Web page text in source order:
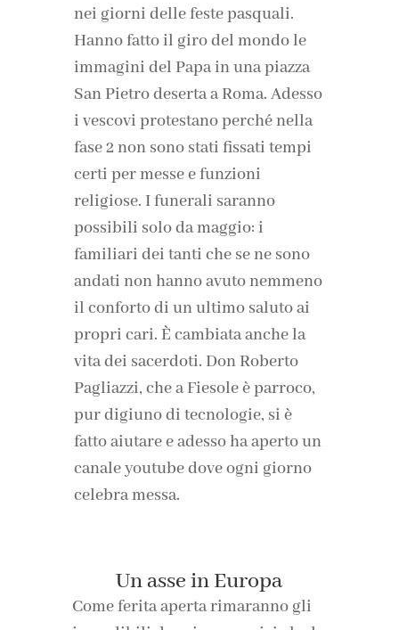
nei giorni delle feste pasquali.
Hanno fatto il giro del mondo le
immagini del Papa in una piazza
San Pietro deserta a Roma. Adesso
i vescovi protestano perché nella
fase 2 non sono stati fissati tempi
certi per messe e funzioni
religiose. I funerali saranno
possibili solo da maggio: i
familiari dei tanti che se ne sono
andati non hanno avuto nemmeno
il conforto di un ultimo saluto ai
propri cari. È cambiata anche la
vita dei sacerdoti. Don Roberto
Pagliazzi, che a Fiesole è parroco,
pur digiuno di tecnologie, si è
fatto aiutare e adesso ha aperto un
canale youtube dove ogni giorno
celebra messa.
Un asse in Europa
Come ferita aperta rimaranno gli